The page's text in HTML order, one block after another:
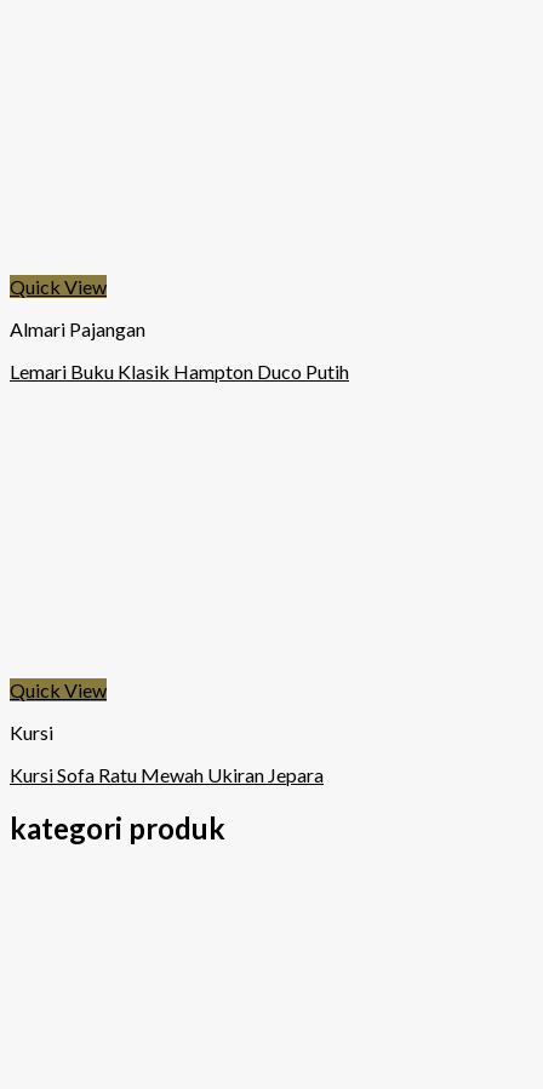
Quick View
Almari Pajangan
Lemari Buku Klasik Hampton Duco Putih
Quick View
Kursi
Kursi Sofa Ratu Mewah Ukiran Jepara
kategori produk